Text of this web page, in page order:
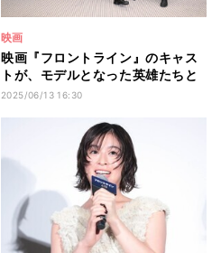
映画
映画『フロントライン』のキャス
トが、モデルとなった英雄たちと
再会
2025/06/13 16:30